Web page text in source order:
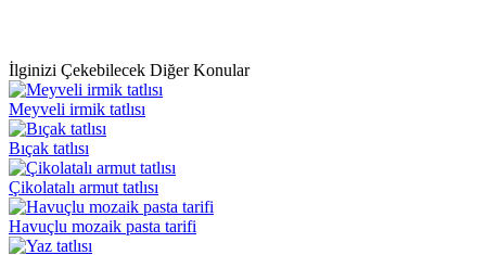
İlginizi Çekebilecek Diğer Konular
Meyveli irmik tatlısı
Bıçak tatlısı
Çikolatalı armut tatlısı
Havuçlu mozaik pasta tarifi